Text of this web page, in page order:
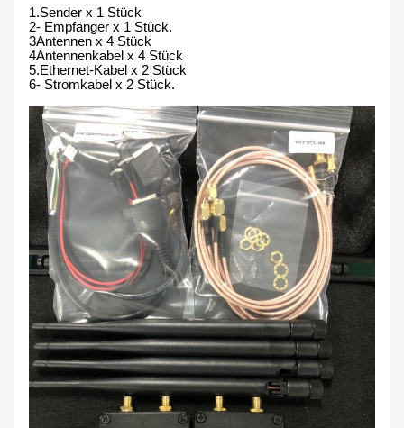
1.Sender x 1 Stück
2- Empfänger x 1 Stück.
3Antennen x 4 Stück
4Antennenkabel x 4 Stück
5.Ethernet-Kabel x 2 Stück
6- Stromkabel x 2 Stück.